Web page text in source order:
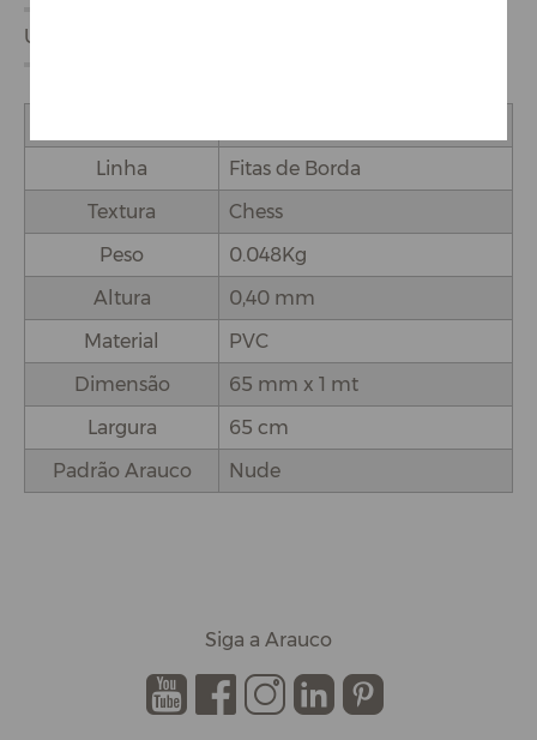
USO E APLICAÇÕES
Linha
Fitas de Borda
Textura
Chess
Peso
0.048Kg
Altura
0,40 mm
Material
PVC
Dimensão
65 mm x 1 mt
Largura
65 cm
Padrão Arauco
Nude
Siga a Arauco
. . . . .